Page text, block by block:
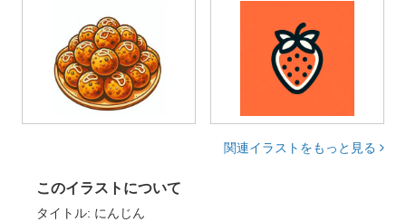
関連イラストをもっと見る
このイラストについて
タイトル: にんじん